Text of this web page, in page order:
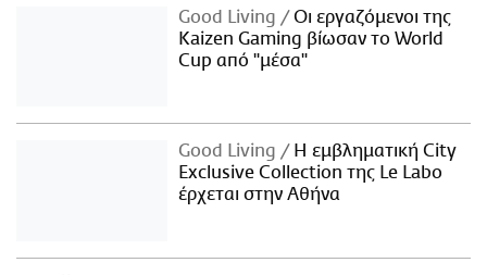
Good Living
Οι εργαζόμενοι της
Kaizen Gaming βίωσαν το World
Cup από "μέσα"
Good Living
Η εμβληματική City
Exclusive Collection της Le Labo
έρχεται στην Αθήνα